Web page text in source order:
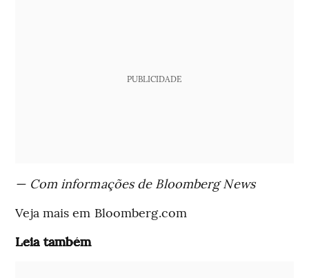
PUBLICIDADE
— Com informações de Bloomberg News
Veja mais em Bloomberg.com
Leia também